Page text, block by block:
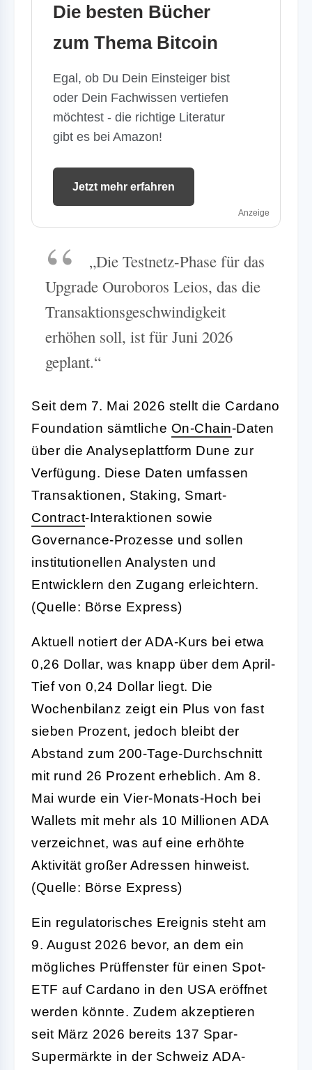
Die besten Bücher
zum Thema Bitcoin
Egal, ob Du Dein Einsteiger bist
oder Dein Fachwissen vertiefen
möchtest - die richtige Literatur
gibt es bei Amazon!
Jetzt mehr erfahren
Anzeige
„Die Testnetz-Phase für das
Upgrade Ouroboros Leios, das die
Transaktionsgeschwindigkeit
erhöhen soll, ist für Juni 2026
geplant.“
Seit dem 7. Mai 2026 stellt die Cardano
Foundation sämtliche On-Chain-Daten
über die Analyseplattform Dune zur
Verfügung. Diese Daten umfassen
Transaktionen, Staking, Smart-
Contract-Interaktionen sowie
Governance-Prozesse und sollen
institutionellen Analysten und
Entwicklern den Zugang erleichtern.
(Quelle: Börse Express)
Aktuell notiert der ADA-Kurs bei etwa
0,26 Dollar, was knapp über dem April-
Tief von 0,24 Dollar liegt. Die
Wochenbilanz zeigt ein Plus von fast
sieben Prozent, jedoch bleibt der
Abstand zum 200-Tage-Durchschnitt
mit rund 26 Prozent erheblich. Am 8.
Mai wurde ein Vier-Monats-Hoch bei
Wallets mit mehr als 10 Millionen ADA
verzeichnet, was auf eine erhöhte
Aktivität großer Adressen hinweist.
(Quelle: Börse Express)
Ein regulatorisches Ereignis steht am
9. August 2026 bevor, an dem ein
mögliches Prüffenster für einen Spot-
ETF auf Cardano in den USA eröffnet
werden könnte. Zudem akzeptieren
seit März 2026 bereits 137 Spar-
Supermärkte in der Schweiz ADA-